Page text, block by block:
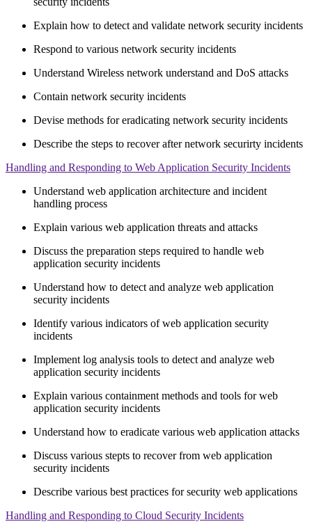
Explain how to detect and validate network security incidents
Respond to various network security incidents
Understand Wireless network understand and DoS attacks
Contain network security incidents
Devise methods for eradicating network security incidents
Describe the steps to recover after network securirty incidents
Handling and Responding to Web Application Security Incidents
Understand web application architecture and incident
handling process
Explain various web application threats and attacks
Discuss the preparation steps required to handle web
application security incidents
Understand how to detect and analyze web application
security incidents
Identify various indicators of web application security
incidents
Implement log analysis tools to detect and analyze web
application security incidents
Explain various containment methods and tools for web
application security incidents
Understand how to eradicate various web application attacks
Discuss various stepts to recover from web application
security incidents
Describe various best practices for security web applications
Handling and Responding to Cloud Security Incidents